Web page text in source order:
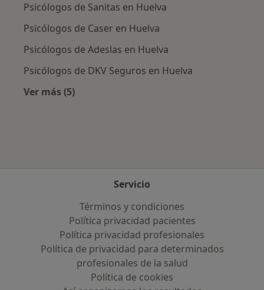
Psicólogos de Sanitas en Huelva
Psicólogos de Caser en Huelva
Psicólogos de Adeslas en Huelva
Psicólogos de DKV Seguros en Huelva
Ver más (5)
Servicio
Términos y condiciones
Política privacidad pacientes
Política privacidad profesionales
Política de privacidad para determinados
profesionales de la salud
Política de cookies